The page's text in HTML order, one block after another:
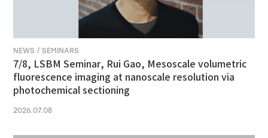
NEWS / SEMINARS
7/8, LSBM Seminar, Rui Gao, Mesoscale volumetric
fluorescence imaging at nanoscale resolution via
photochemical sectioning
2026.07.08